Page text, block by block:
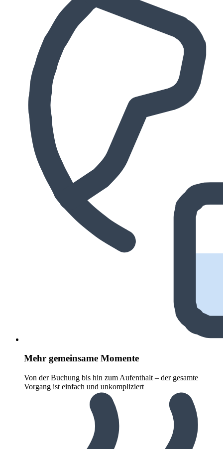
Mehr gemeinsame Momente
Von der Buchung bis hin zum Aufenthalt – der gesamte
Vorgang ist einfach und unkompliziert